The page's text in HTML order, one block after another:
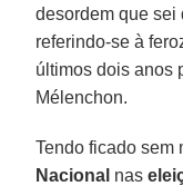
desordem que sei
referindo-se à
últimos dois anos
Mélenchon.
Tendo ficado sem
Nacional nas